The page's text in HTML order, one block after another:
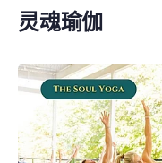
灵魂瑜伽